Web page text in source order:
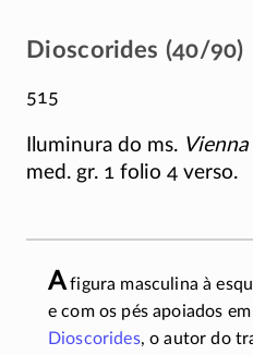
Dioscorides (40/90)
515
Iluminura do ms.
med. gr. 1 folio 4 verso.
Afigura masculina à
e com os pés apoiados
Dioscorides, o autor do